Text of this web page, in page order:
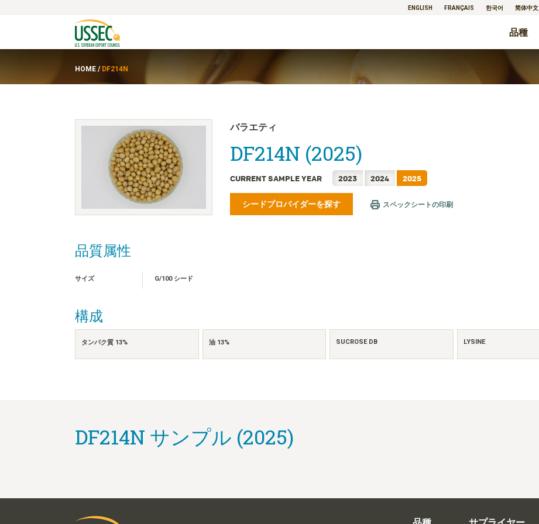
ENGLISH FRANÇAIS 한국어 简体中文
品種
HOME / DF214N
バラエティ
DF214N (2025)
CURRENT SAMPLE YEAR 2023 2024 2025
シードプロバイダーを探す スペックシートの印刷
品質属性
サイズ G/100 シード
構成
タンパク質 13% 油 13% SUCROSE DB LYSINE
DF214N サンプル (2025)